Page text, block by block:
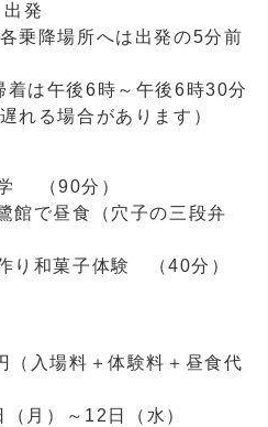
発
は出発の5分前
～午後6時30分
れる場合があります）
90分）
食（穴子の三段弁
子体験 （40分）
場料＋体験料＋昼食代
）～12日（水）